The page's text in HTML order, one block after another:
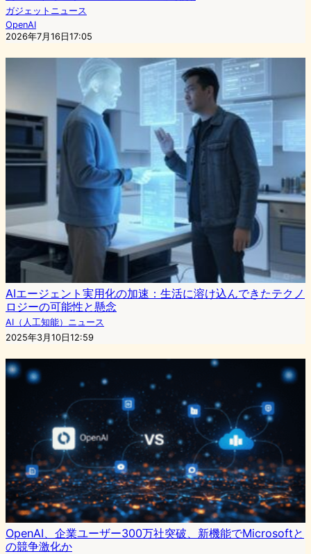
ガジェットニュース
OpenAI
2026年7月16日17:05
AIエージェント実用化の加速：生活に溶け込んできたテクノ
ロジーの可能性と懸念
AI（人工知能）ニュース
2025年3月10日12:59
OpenAI、企業ユーザー300万社突破、新機能でMicrosoftと
の競争激化か